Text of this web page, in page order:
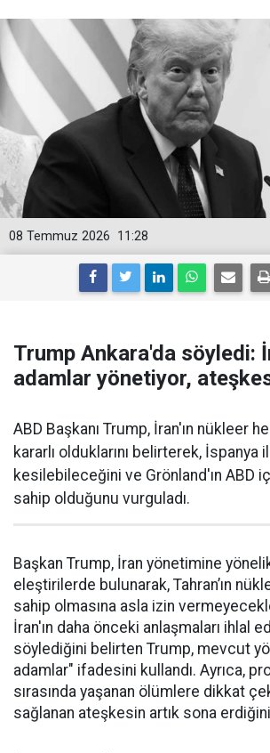
11:28
08 Temmuz 2026
Trump Ankara'da söyledi:
adamlar yönetiyor,
ABD Başkanı Trump, İran'ın nükleer
kararlı olduklarını belirterek, İspanya
kesilebileceğini ve Grönland'ın ABD
sahip olduğunu vurguladı.
Başkan Trump, İran yönetimine
eleştirilerde bulunarak, Tahran’ın
sahip olmasına asla izin
İran'ın daha önceki anlaşmaları ihlal
söylediğini belirten Trump, mevcut
adamlar" ifadesini kullandı. Ayrıca,
sırasında yaşanan ölümlere dikkat
sağlanan ateşkesin artık sona